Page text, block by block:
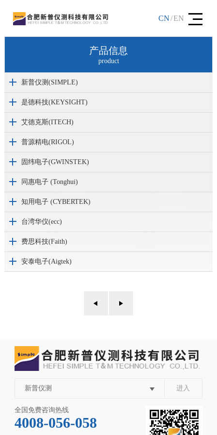
CN/EN
产品信息
product
新普仪测(SIMPLE)
是德科技(KEYSIGHT)
艾德克斯(ITECH)
普源精电(RIGOL)
固纬电子(GWINSTEK)
同惠电子 (Tonghui)
知用电子 (CYBERTEK)
台湾华仪(ecc)
费思科技(Faith)
安泰电子(Aigtek)
新普仪测 进入
全国免费咨询热线
4008-056-058